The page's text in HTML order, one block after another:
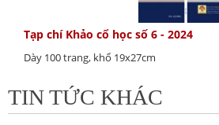
Tạp chí Khảo cổ học số 6 - 2024
Dày 100 trang, khổ 19x27cm
TIN TỨC KHÁC